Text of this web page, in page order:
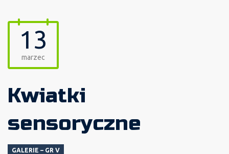
13
marzec
Kwiatki
sensoryczne
GALERIE – GR V